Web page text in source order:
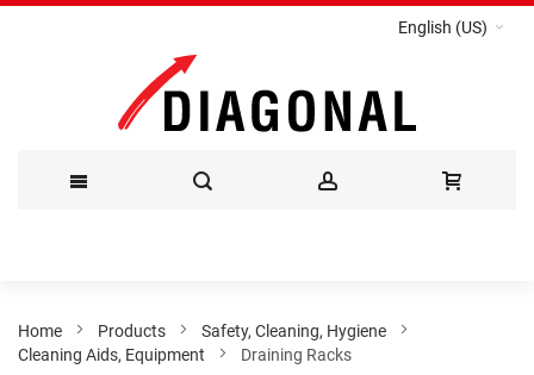
English (US)
Content
Home Products
Safety, Cleaning, Hygiene
Cleaning Aids, Equipment
Draining Racks